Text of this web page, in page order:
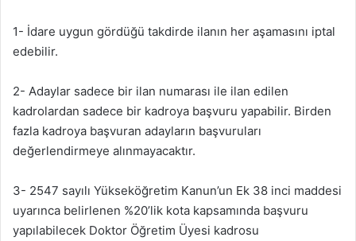
1- İdare uygun gördüğü takdirde ilanın her aşamasını iptal
edebilir.
2- Adaylar sadece bir ilan numarası ile ilan edilen
kadrolardan sadece bir kadroya başvuru yapabilir. Birden
fazla kadroya başvuran adayların başvuruları
değerlendirmeye alınmayacaktır.
3- 2547 sayılı Yükseköğretim Kanun’un Ek 38 inci maddesi
uyarınca belirlenen %20’lik kota kapsamında başvuru
yapılabilecek Doktor Öğretim Üyesi kadrosu